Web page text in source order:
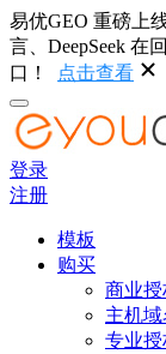
易优GEO 重磅上
言、DeepSeek 在
口！
点击查看
登录
注册
模板
购买
商业授
主机域
专业授